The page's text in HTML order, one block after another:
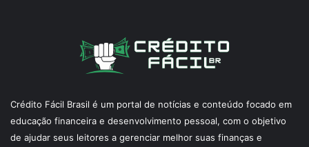
Crédito Fácil Brasil é um portal de notícias e conteúdo focado em
educação financeira e desenvolvimento pessoal, com o objetivo
de ajudar seus leitores a gerenciar melhor suas finanças e